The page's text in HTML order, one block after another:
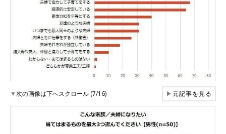
▼次の画像は下へスクロール (7/16) ▶元記事を見る